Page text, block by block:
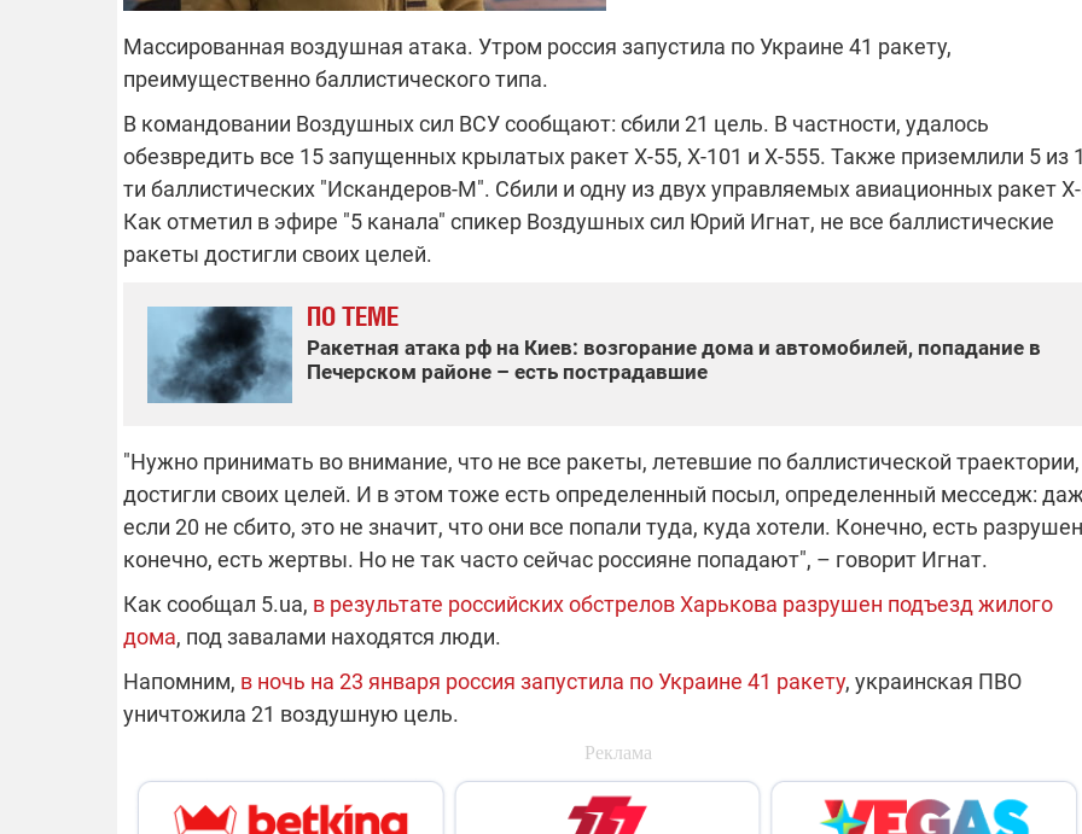
Массированная воздушная атака. Утром россия запустила по Украине 41 ракету,
преимущественно баллистического типа.
В командовании Воздушных сил ВСУ сообщают: сбили 21 цель. В частности, удалось
обезвредить все 15 запущенных крылатых ракет Х-55, Х-101 и Х-555. Также приземлили 5 из
ти баллистических "Искандеров-М". Сбили и одну из двух управляемых авиационных ракет
Как отметил в эфире "5 канала" спикер Воздушных сил Юрий Игнат, не все баллистические
ракеты достигли своих целей.
ПО ТЕМЕ
Ракетная атака рф на Киев: возгорание дома и автомобилей, попадание в
Печерском районе – есть пострадавшие
"Нужно принимать во внимание, что не все ракеты, летевшие по баллистической траектории,
достигли своих целей. И в этом тоже есть определенный посыл, определенный месседж:
если 20 не сбито, это не значит, что они все попали туда, куда хотели. Конечно, есть
конечно, есть жертвы. Но не так часто сейчас россияне попадают", – говорит Игнат.
Как сообщал 5.ua, в результате российских обстрелов Харькова разрушен подъезд жилого
дома, под завалами находятся люди.
Напомним, в ночь на 23 января россия запустила по Украине 41 ракету, украинская ПВО
уничтожила 21 воздушную цель.
ОТКЛЮЧЕНИЕ СВЕТА В УКРАИНЕ
Часть потребителей в четырех
областях остается без
электроснабжения в результате
подробности
АФЕРАХ ДРУГА ЗЕЛЕНСКОГО
Новое подозрение по делу
НАБУ начало расследование в
отношении бывшего
08.09.2025 12:28
Поддержи
"Машинерию войны" и
выиграй легендарный
Dodge Challenger
"Око и щит": дроны,
РЭБ и пикапы –
продолжается сбор
средств на нужды
сразу четырех бригад
11.08.2025 15:16
Работают на
передовой:
поддержите
военкоров "5 канала",
которые снимают на
самых горячих
Вернадского на
фронт": стрелковая